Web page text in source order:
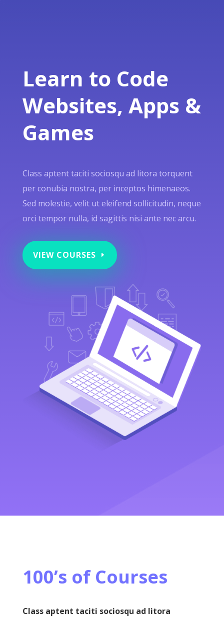
Learn to Code
Websites, Apps &
Games
Class aptent taciti sociosqu ad litora torquent
per conubia nostra, per inceptos himenaeos.
Sed molestie, velit ut eleifend sollicitudin, neque
orci tempor nulla, id sagittis nisi ante nec arcu.
VIEW COURSES
100’s of Courses
Class aptent taciti sociosqu ad litora